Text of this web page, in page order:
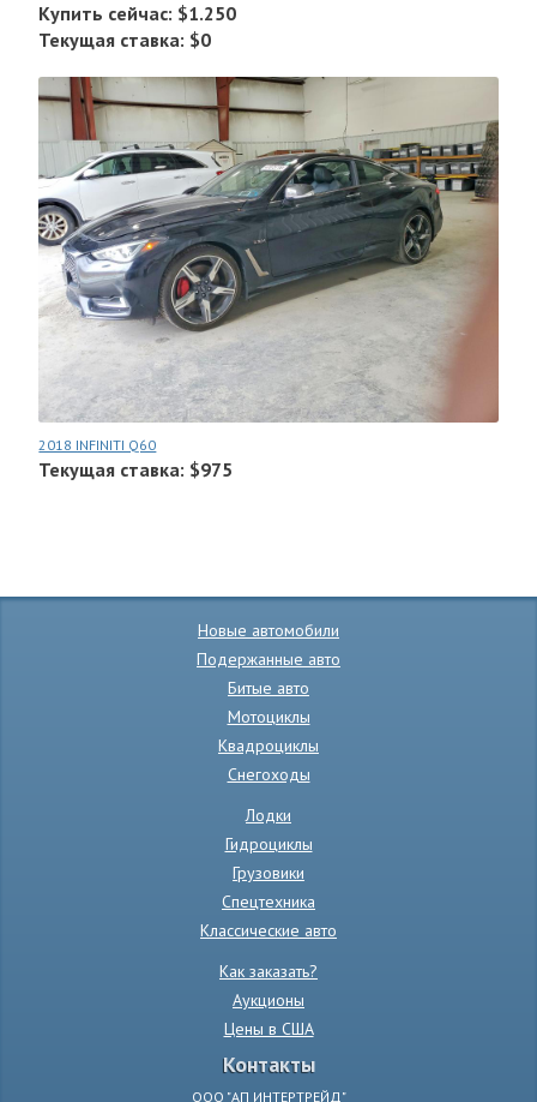
Купить сейчас: $1.250
Текущая ставка: $0
2018 INFINITI Q60
Текущая ставка: $975
Новые автомобили
Подержанные авто
Битые авто
Мотоциклы
Квадроциклы
Снегоходы
Лодки
Гидроциклы
Грузовики
Спецтехника
Классические авто
Как заказать?
Аукционы
Цены в США
Контакты
ООО "АП ИНТЕРТРЕЙД"